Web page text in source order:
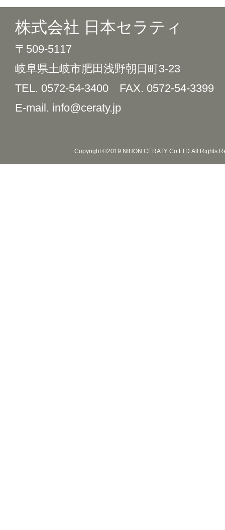
株式会社 日本セラティ
〒509-5117
岐阜県土岐市肥田浅野朝日町3-23
TEL. 0572-54-3400 FAX. 0572-54-3399
E-mail. info@ceraty.jp
Copyright ©2019 NIHON CERATY Co.LTD.All Rights